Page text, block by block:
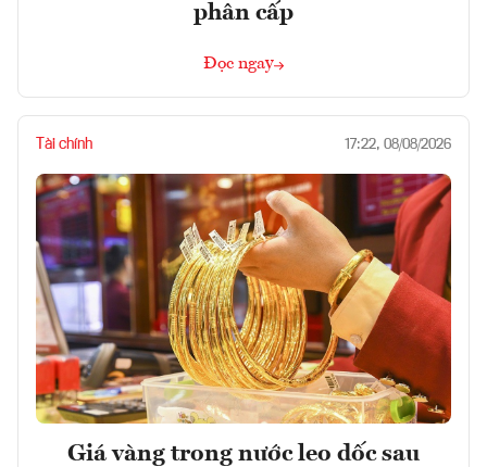
phân cấp
Đọc ngay
Tài chính 17:22, 08/08/2026
Giá vàng trong nước leo dốc sau